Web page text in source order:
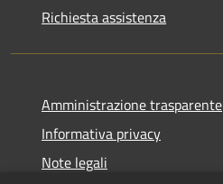
Richiesta assistenza
Amministrazione trasparente
Informativa privacy
Note legali